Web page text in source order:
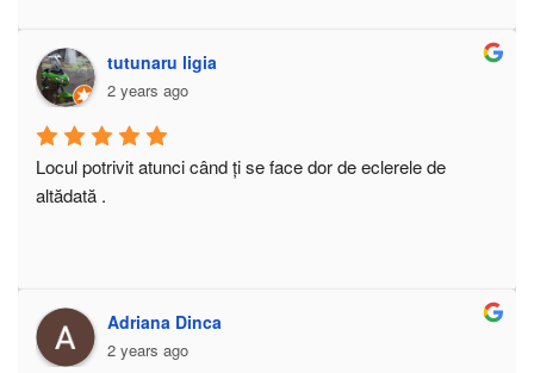
tutunaru ligia
2 years ago
Locul potrivit atunci când ți se face dor de eclerele de
altădată .
Adriana Dinca
2 years ago